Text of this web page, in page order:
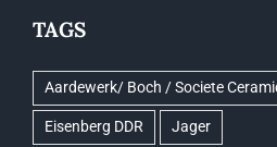
TAGS
Aardewerk/ Boch / Societe
Eisenberg DDR Jager